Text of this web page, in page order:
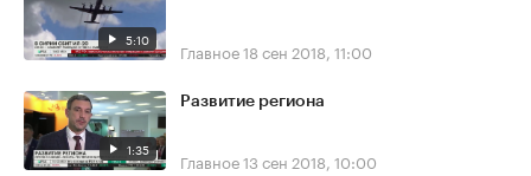
5:10 Главное18 сен 2018, 11:00
1:35
Развитие региона
Главное13 сен 2018, 10:00